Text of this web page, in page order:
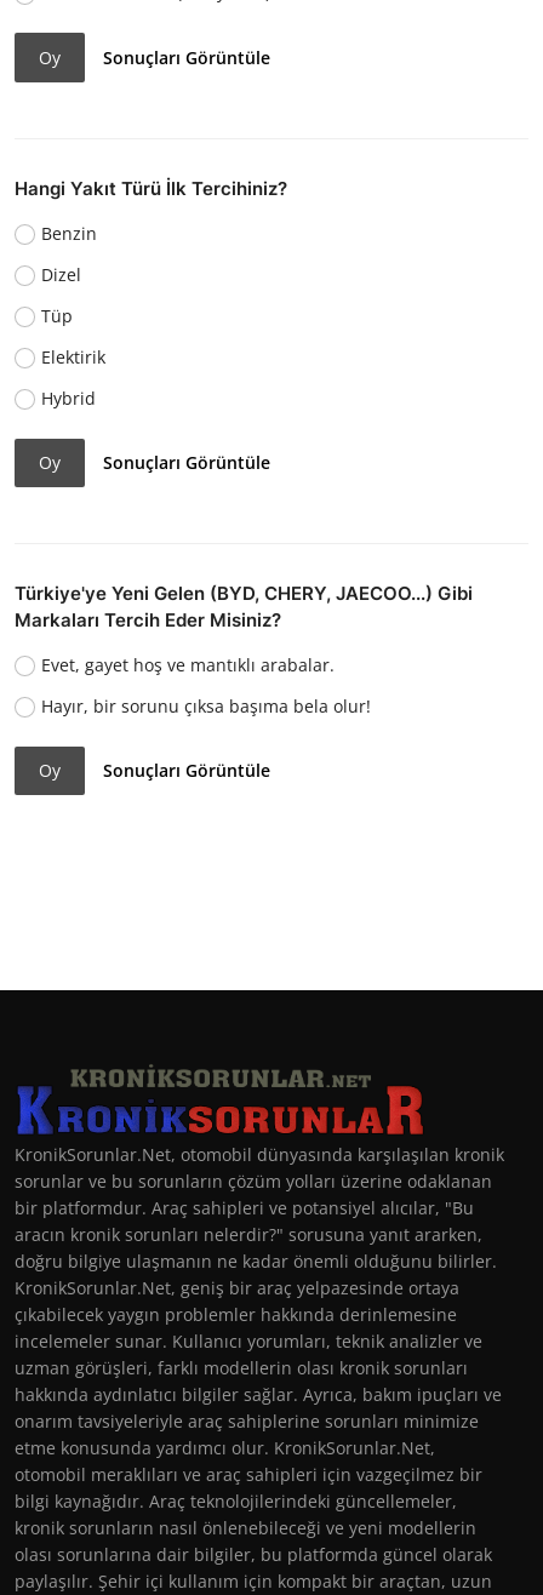
Oy Sonuçları Görüntüle
Hangi Yakıt Türü İlk Tercihiniz?
Benzin
Dizel
Tüp
Elektirik
Hybrid
Oy Sonuçları Görüntüle
Türkiye'ye Yeni Gelen (BYD, CHERY, JAECOO...) Gibi
Markaları Tercih Eder Misiniz?
Evet, gayet hoş ve mantıklı arabalar.
Hayır, bir sorunu çıksa başıma bela olur!
Oy Sonuçları Görüntüle
KronikSorunlar.Net, otomobil dünyasında karşılaşılan kronik
sorunlar ve bu sorunların çözüm yolları üzerine odaklanan
bir platformdur. Araç sahipleri ve potansiyel alıcılar, "Bu
aracın kronik sorunları nelerdir?" sorusuna yanıt ararken,
doğru bilgiye ulaşmanın ne kadar önemli olduğunu bilirler.
KronikSorunlar.Net, geniş bir araç yelpazesinde ortaya
çıkabilecek yaygın problemler hakkında derinlemesine
incelemeler sunar. Kullanıcı yorumları, teknik analizler ve
uzman görüşleri, farklı modellerin olası kronik sorunları
hakkında aydınlatıcı bilgiler sağlar. Ayrıca, bakım ipuçları ve
onarım tavsiyeleriyle araç sahiplerine sorunları minimize
etme konusunda yardımcı olur. KronikSorunlar.Net,
otomobil meraklıları ve araç sahipleri için vazgeçilmez bir
bilgi kaynağıdır. Araç teknolojilerindeki güncellemeler,
kronik sorunların nasıl önlenebileceği ve yeni modellerin
olası sorunlarına dair bilgiler, bu platformda güncel olarak
paylaşılır. Şehir içi kullanım için kompakt bir araçtan, uzun